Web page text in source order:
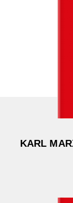
KARL